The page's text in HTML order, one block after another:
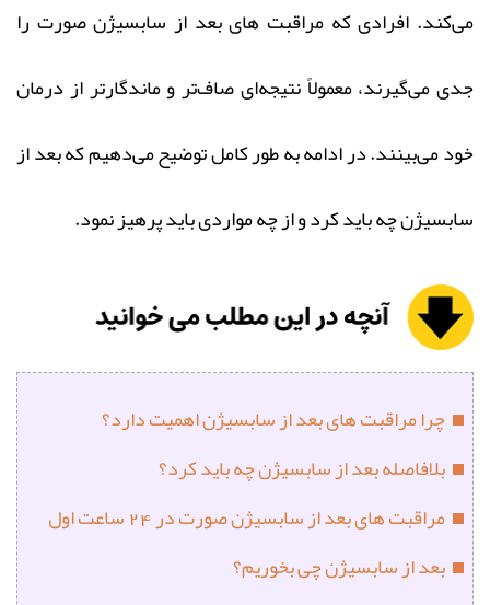
می‌کند. افرادی که مراقبت های بعد از سابسیژن صورت را
جدی می‌گیرند، معمولاً نتیجه‌ای صاف‌تر و ماندگارتر از درمان
خود می‌بینند. در ادامه به طور کامل توضیح می‌دهیم که بعد از
سابسیژن چه باید کرد و از چه مواردی باید پرهیز نمود.
چرا مراقبت های بعد از سابسیژن اهمیت دارد؟
بلافاصله بعد از سابسیژن چه باید کرد؟
مراقبت های بعد از سابسیژن صورت در 24 ساعت اول
بعد از سابسیژن چی بخوریم؟